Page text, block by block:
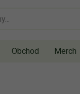
Obchod Merch